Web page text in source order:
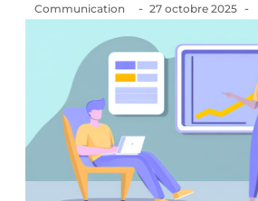
Communication - 27 octobre 2025 -